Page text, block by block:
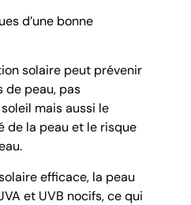
d’une bonne
solaire peut prévenir
de peau, pas
mais aussi le
de la peau et le risque
efficace, la peau
et UVB nocifs, ce qui